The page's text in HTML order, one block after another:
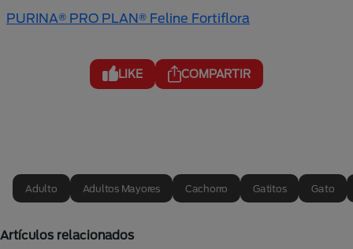
PURINA® PRO PLAN® Feline Fortiflora
LIKE COMPARTIR
Adulto Adultos Mayores Cachorro Gatitos Gato
Artículos relacionados